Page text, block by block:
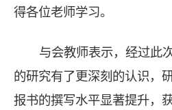
得各位老师学习。
与会教师表示，经过此
的研究有了更深刻的认识，
报书的撰写水平显著提升，